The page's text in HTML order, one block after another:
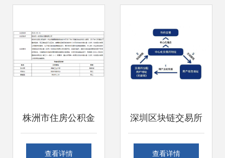
服务
株洲市住房公积金
管理中心信息管理
查看详情
深圳区块链交易所
系统一站式开发搭
查看详情